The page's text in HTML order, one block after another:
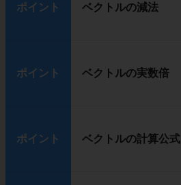
ポイント ベクトルの減法
ポイント ベクトルの実数倍
ポイント ベクトルの計算公式